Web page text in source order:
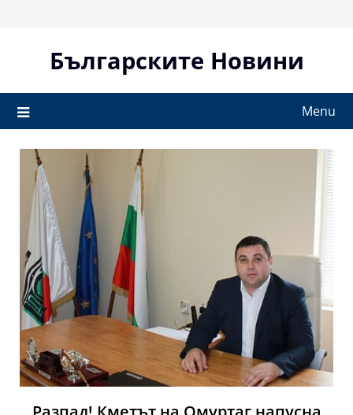
Българските Новини
Menu